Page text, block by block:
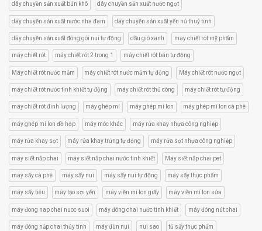
dây chuyền sản xuất bún khô dây chuyền sản xuất nước ngọt
dây chuyền sản xuất nước nha đam dây chuyền sản xuất yến hủ thuỷ tinh
dây chuyền sản xuất đóng gói nui tự động dầu gió xanh may chiết rót mỹ phẩm
máy chiết rót máy chiết rót 2 trong 1 máy chiết rót bán tự động
Máy chiết rót nước mắm máy chiết rót nước mắm tự động Máy chiết rót nước ngọt
máy chiết rót nước tinh khiết tự động máy chiết rót thủ công máy chiết rót tự động
máy chiết rót đinh lượng máy ghép mí máy ghép mí lon máy ghép mí lon cà phê
máy ghép mí lon đồ hộp máy móc khác máy rửa khay nhựa công nghiệp
máy rửa khay sọt máy rửa khay trứng tự động máy rửa sọt nhựa công nghiệp
máy siết nắp chai máy siết nắp chai nước tinh khiết Máy siết nắp chai pet
máy sấy cà phê máy sấy nui máy sấy nui tự động máy sấy thực phẩm
máy sấy tiêu máy tạo sợi yến máy viền mí lon giấy máy viền mí lon sửa
máy đong nap chai nuoc suoi máy đóng chai nước tinh khiết máy đóng nút chai
máy đóng nắp chai thủy tinh máy đùn nui nui sao tủ sấy thực phẩm